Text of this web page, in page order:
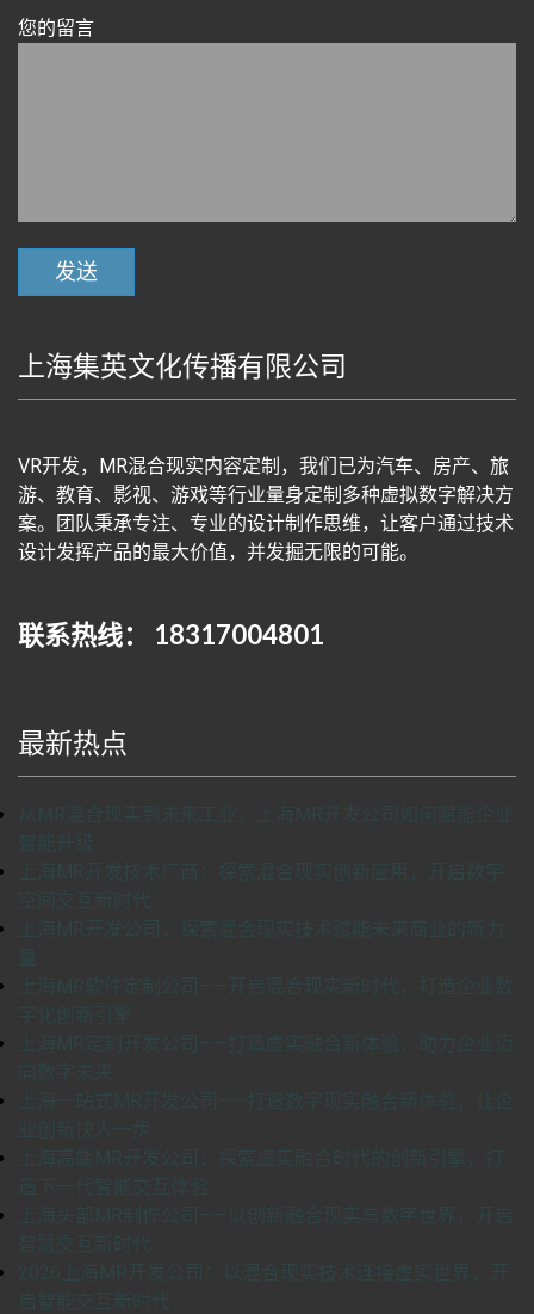
您的留言
上海集英文化传播有限公司
VR开发，MR混合现实内容定制，我们已为汽车、房产、旅
游、教育、影视、游戏等行业量身定制多种虚拟数字解决方
案。团队秉承专注、专业的设计制作思维，让客户通过技术
设计发挥产品的最大价值，并发掘无限的可能。
联系热线： 18317004801
最新热点